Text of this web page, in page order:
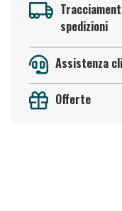
spedizioni
Assistenza
Offerte